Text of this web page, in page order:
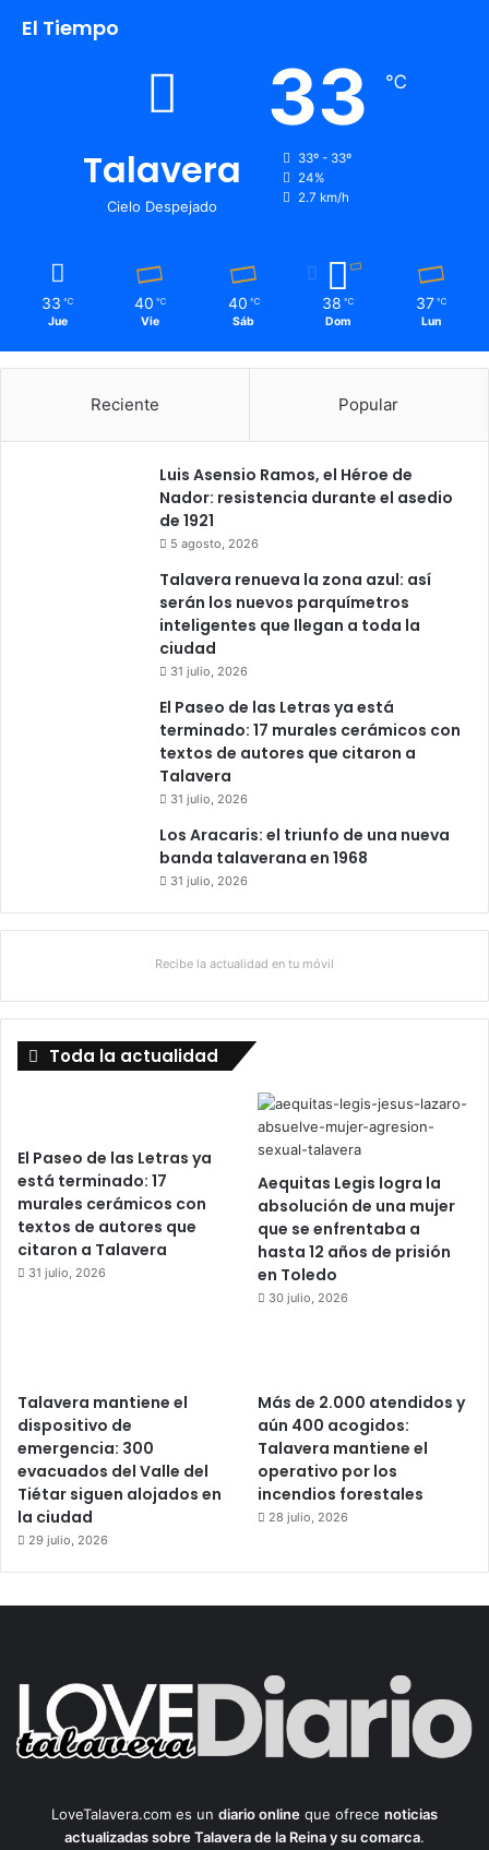
El Tiempo
Talavera
Cielo Despejado
33 ℃
33º - 33º
24%
2.7 km/h
33 ℃
Jue
40 ℃
Vie
40 ℃
Sáb
38 ℃
Dom
37 ℃
Lun
Reciente Popular
Luis Asensio Ramos, el Héroe de
Nador: resistencia durante el asedio
de 1921
5 agosto, 2026
Talavera renueva la zona azul: así
serán los nuevos parquímetros
inteligentes que llegan a toda la
ciudad
31 julio, 2026
El Paseo de las Letras ya está
terminado: 17 murales cerámicos con
textos de autores que citaron a
Talavera
31 julio, 2026
Los Aracaris: el triunfo de una nueva
banda talaverana en 1968
31 julio, 2026
Recibe la actualidad en tu móvil
Toda la actualidad
El Paseo de las Letras ya
está terminado: 17
murales cerámicos con
textos de autores que
citaron a Talavera
31 julio, 2026
Aequitas Legis logra la
absolución de una mujer
que se enfrentaba a
hasta 12 años de prisión
en Toledo
30 julio, 2026
Talavera mantiene el
dispositivo de
emergencia: 300
evacuados del Valle del
Tiétar siguen alojados en
la ciudad
29 julio, 2026
Más de 2.000 atendidos y
aún 400 acogidos:
Talavera mantiene el
operativo por los
incendios forestales
28 julio, 2026
LoveTalavera.com es un diario online que ofrece noticias
actualizadas sobre Talavera de la Reina y su comarca.